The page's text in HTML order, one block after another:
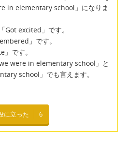
in elementary school」になりま
Got excited」です。
」です。
」です。
were in elementary school」と
school」でも言えます。
に立った 6